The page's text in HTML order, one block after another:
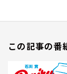
この記事の番